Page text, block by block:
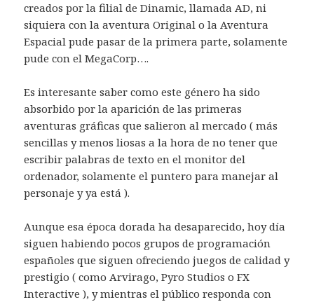
creados por la filial de Dinamic, llamada AD, ni
siquiera con la aventura Original o la Aventura
Espacial pude pasar de la primera parte, solamente
pude con el MegaCorp….
Es interesante saber como este género ha sido
absorbido por la aparición de las primeras
aventuras gráficas que salieron al mercado ( más
sencillas y menos liosas a la hora de no tener que
escribir palabras de texto en el monitor del
ordenador, solamente el puntero para manejar al
personaje y ya está ).
Aunque esa época dorada ha desaparecido, hoy día
siguen habiendo pocos grupos de programación
españoles que siguen ofreciendo juegos de calidad y
prestigio ( como Arvirago, Pyro Studios o FX
Interactive ), y mientras el público responda con